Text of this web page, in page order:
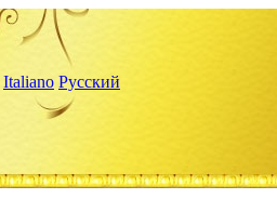
Italiano Русский